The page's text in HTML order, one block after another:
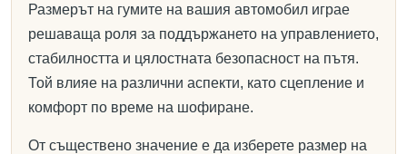
Размерът на гумите на вашия автомобил играе
решаваща роля за поддържането на управлението,
стабилността и цялостната безопасност на пътя.
Той влияе на различни аспекти, като сцепление и
комфорт по време на шофиране.
От съществено значение е да изберете размер на